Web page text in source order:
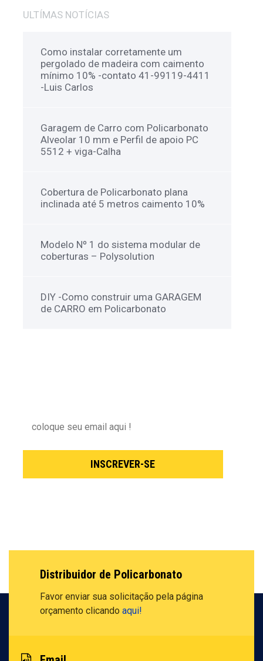
ULTÍMAS NOTÍCIAS
Como instalar corretamente um
pergolado de madeira com caimento
mínimo 10% -contato 41-99119-4411
-Luis Carlos
Garagem de Carro com Policarbonato
Alveolar 10 mm e Perfil de apoio PC
5512 + viga-Calha
Cobertura de Policarbonato plana
inclinada até 5 metros caimento 10%
Modelo Nº 1 do sistema modular de
coberturas – Polysolution
DIY -Como construir uma GARAGEM
de CARRO em Policarbonato
INSCREVER-SE
Distribuidor de Policarbonato
Favor enviar sua solicitação pela página
orçamento clicando aqui!